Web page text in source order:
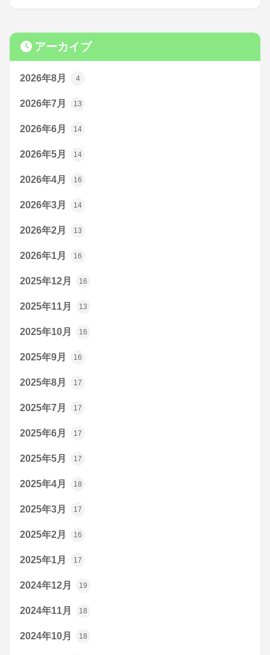
アーカイブ
2026年8月 4
2026年7月 13
2026年6月 14
2026年5月 14
2026年4月 16
2026年3月 14
2026年2月 13
2026年1月 16
2025年12月 16
2025年11月 13
2025年10月 16
2025年9月 16
2025年8月 17
2025年7月 17
2025年6月 17
2025年5月 17
2025年4月 18
2025年3月 17
2025年2月 16
2025年1月 17
2024年12月 19
2024年11月 18
2024年10月 18